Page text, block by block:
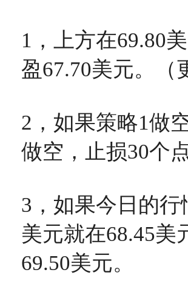
1，上方在69.80
盈67.70美元。（
2，如果策略1做
做空，止损30个
3，如果今日的行
美元就在68.45美
69.50美元。